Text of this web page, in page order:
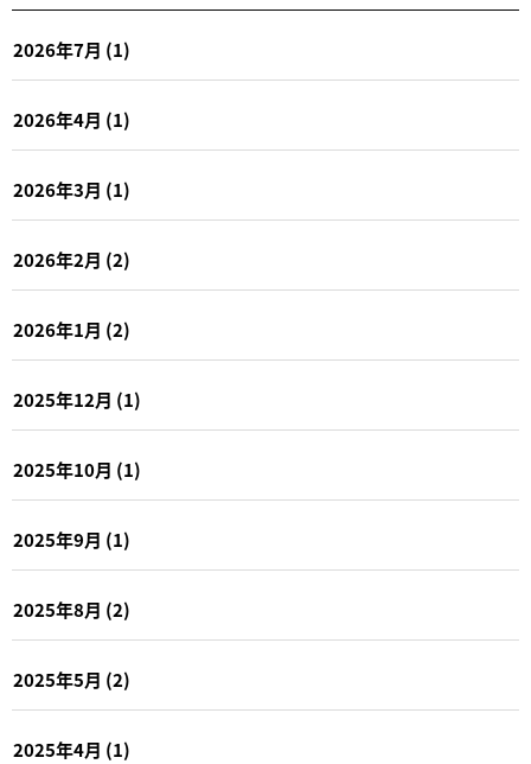
2026年7月 (1)
2026年4月 (1)
2026年3月 (1)
2026年2月 (2)
2026年1月 (2)
2025年12月 (1)
2025年10月 (1)
2025年9月 (1)
2025年8月 (2)
2025年5月 (2)
2025年4月 (1)